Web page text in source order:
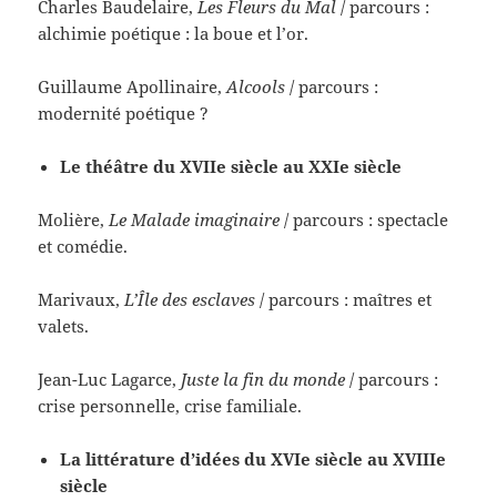
Charles Baudelaire, Les Fleurs du Mal / parcours :
alchimie poétique : la boue et l’or.
Guillaume Apollinaire,Alcools / parcours :
modernité poétique ?
Le théâtre du XVIIe siècle au XXIe siècle
Molière, Le Malade imaginaire / parcours : spectacle
et comédie.
Marivaux,L’Île des esclaves / parcours : maîtres et
valets.
Jean-Luc Lagarce, Juste la fin du monde / parcours :
crise personnelle, crise familiale.
La littérature d’idées du XVIe siècle au XVIIIe
siècle